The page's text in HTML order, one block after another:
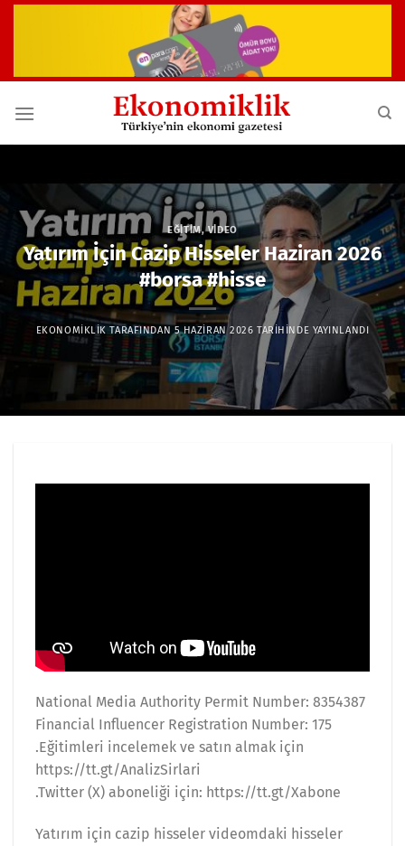
EĞITIM,VIDEO
Yatırım İçin Cazip Hisseler Haziran 2026
#borsa #hisse
EKONOMIKLIK TARAFINDAN 5 HAZIRAN 2026 TARIHINDE YAYINLANDI
National Media Authority Permit Number: 8354387
Financial Influencer Registration Number: 175
.Eğitimleri incelemek ve satın almak için
https://tt.gt/AnalizSirlari
.Twitter (X) aboneliği için: https://tt.gt/Xabone
Yatırım için cazip hisseler videomdaki hisseler